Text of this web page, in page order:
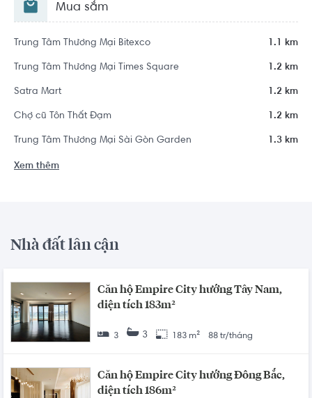
Mua sắm
Trung Tâm Thương Mại Bitexco 1.1 km
Trung Tâm Thương Mại Times Square 1.2 km
Satra Mart 1.2 km
Chợ cũ Tôn Thất Đạm 1.2 km
Trung Tâm Thương Mại Sài Gòn Garden 1.3 km
Xem thêm
Nhà đất lân cận
Căn hộ Empire City hướng Tây Nam,
diện tích 183m²
3 3 183 m² 88 tr/tháng
Căn hộ Empire City hướng Đông Bắc,
diện tích 186m²